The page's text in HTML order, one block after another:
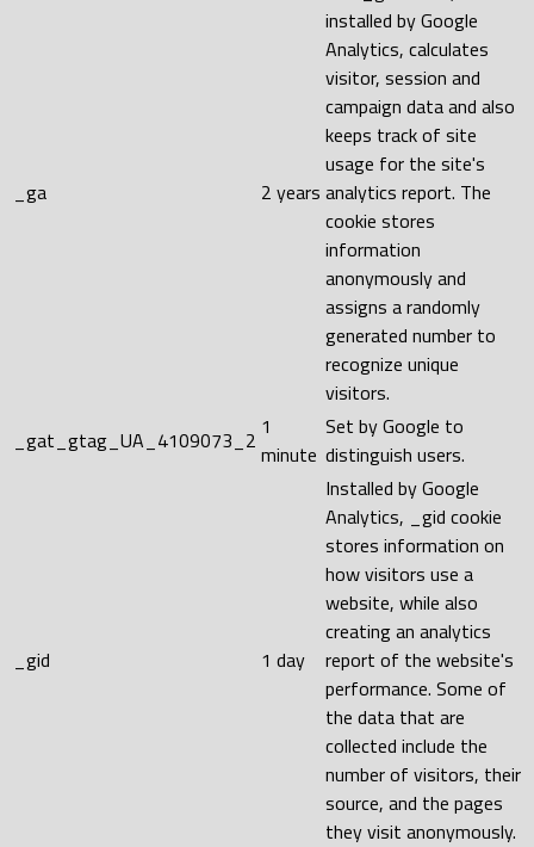
_ga 2 years
installed by Google
Analytics, calculates
visitor, session and
campaign data and also
keeps track of site
usage for the site's
analytics report. The
cookie stores
information
anonymously and
assigns a randomly
generated number to
recognize unique
visitors.
_gat_gtag_UA_4109073_2 1
minute
Set by Google to
distinguish users.
_gid 1 day
Installed by Google
Analytics, _gid cookie
stores information on
how visitors use a
website, while also
creating an analytics
report of the website's
performance. Some of
the data that are
collected include the
number of visitors, their
source, and the pages
they visit anonymously.